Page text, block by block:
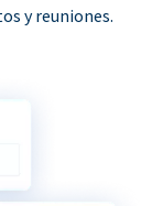
y reuniones.